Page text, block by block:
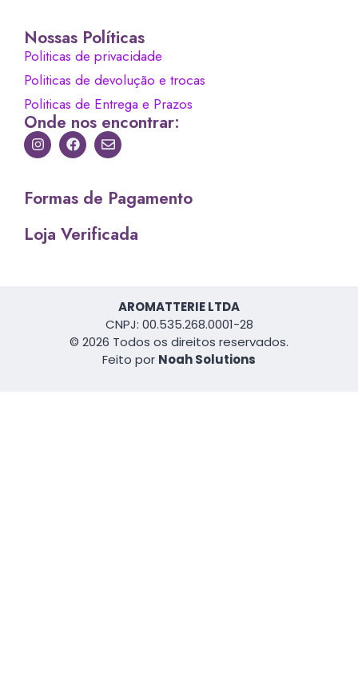
Nossas Políticas
Politicas de privacidade
Politicas de devolução e trocas
Politicas de Entrega e Prazos
Onde nos encontrar:
Formas de Pagamento
Loja Verificada
AROMATTERIE LTDA
CNPJ: 00.535.268.0001-28
© 2026 Todos os direitos reservados.
Feito por Noah Solutions